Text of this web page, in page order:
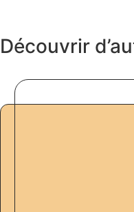
Découvrir